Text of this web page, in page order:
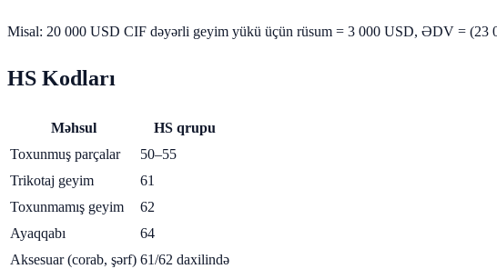
Misal: 20 000 USD CIF dəyərli geyim yükü üçün rüsum = 3 000 USD, ƏDV = (23
HS Kodları
Məhsul
HS qrupu
Toxunmuş parçalar
50–55
Trikotaj geyim
61
Toxunmamış geyim
62
Ayaqqabı
64
Aksesuar (corab, şərf) 61/62 daxilində